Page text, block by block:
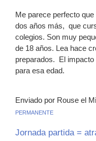
Me parece perfecto
dos años más, que
colegios. Son muy
de 18 años. Lea hace
preparados. El
para esa edad.
Enviado por Rouse el
PERMANENTE
Jornada partida =